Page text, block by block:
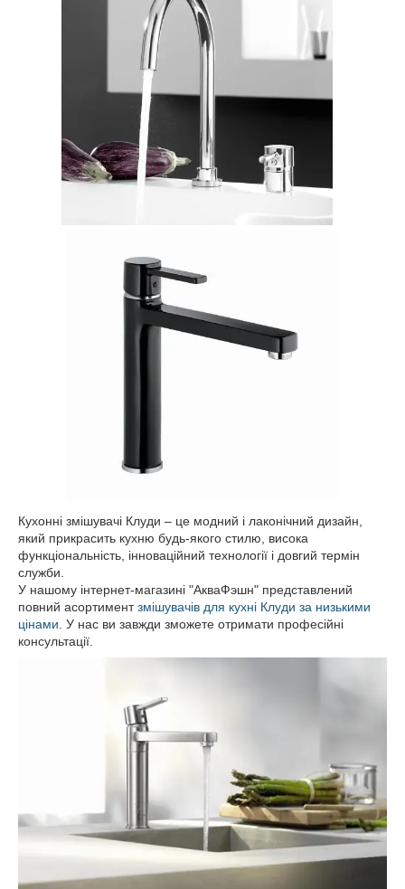
Кухонні змішувачі Клуди – це модний і лаконічний дизайн,
який прикрасить кухню будь-якого стилю, висока
функціональність, інноваційний технології і довгий термін
служби.
У нашому інтернет-магазині "АкваФэшн" представлений
повний асортиментзмішувачів для кухні Клуди за низькими
цінами . У нас ви завжди зможете отримати професійні
консультації.